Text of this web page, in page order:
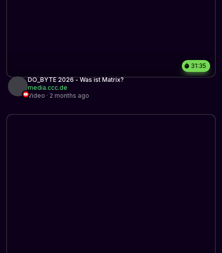
31:35
DO_BYTE 2026 - Was ist Matrix?
media.ccc.de
Video · 2 months ago